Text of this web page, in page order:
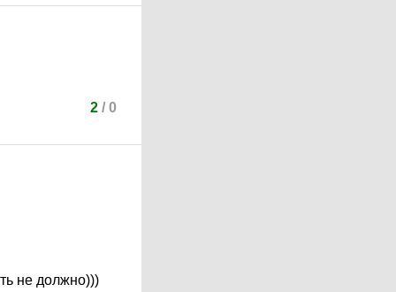
2/ 0
не должно)))